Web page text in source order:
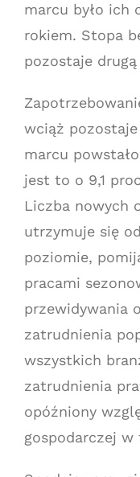
marcu było ich
rokiem. Stopa
pozostaje
wciąż
marcu
jest to o 9,1
Liczba nowych
utrzymuje się
poziomie,
pracami
przewidywania
zatrudnienia
wszystkich
zatrudnienia
opóźniony
gospodarczej w